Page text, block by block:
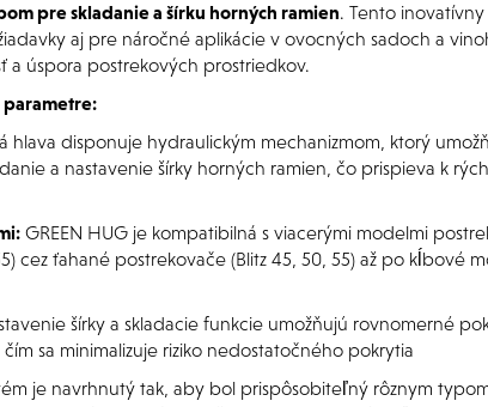
pre skladanie a šírku horných ramien. Tento
aj pre náročné aplikácie v ovocných sadoch a
a úspora postrekových prostriedkov.
parametre:
hlava disponuje hydraulickým mechanizmom, ktorý
a nastavenie šírky horných ramien, čo prispieva k
GREEN HUG je kompatibilná s viacerými modelmi
cez ťahané postrekovače (Blitz 45, 50, 55) až po kĺbové
šírky a skladacie funkcie umožňujú rovnomerné
sa minimalizuje riziko nedostatočného pokrytia
je navrhnutý tak, aby bol prispôsobiteľný rôznym